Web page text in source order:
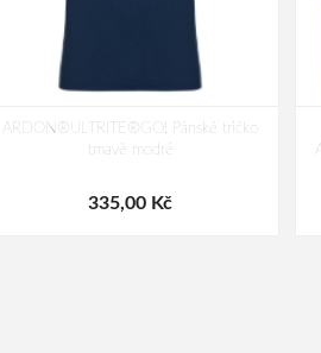
ARDON®ULTRITE®GO! Pánské tričko
tmavě modré
335,00 Kč